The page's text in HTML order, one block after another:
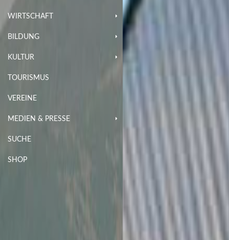
WIRTSCHAFT
BILDUNG
KULTUR
TOURISMUS
VEREINE
MEDIEN & PRESSE
SUCHE
SHOP